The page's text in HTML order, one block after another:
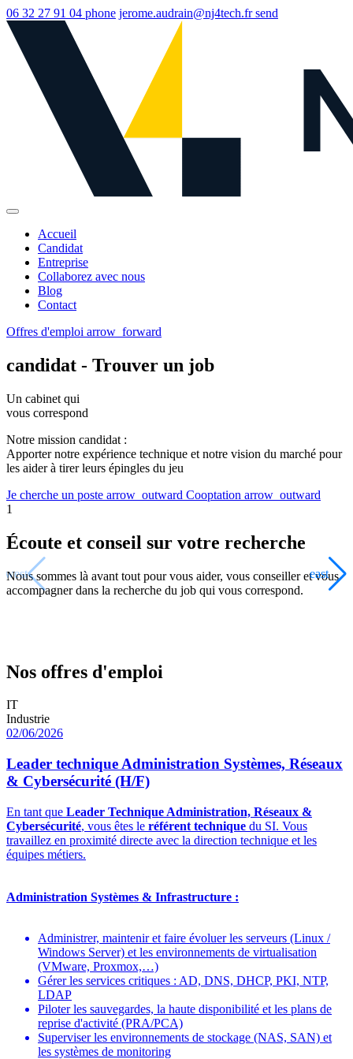
06 32 27 91 04 phone jerome.audrain@nj4tech.frsend
Accueil
Candidat
Entreprise
Collaborez avec nous
Blog
Contact
Offres d'emploi arrow_forward
candidat - Trouver un job
Un cabinet qui
vous correspond
Notre mission candidat :
Apporter notre expérience technique et notre vision du marché pour
les aider à tirer leurs épingles du jeu
Je cherche un poste arrow_outward Cooptation arrow_outward
1
Écoute et conseil sur votre recherche
Nous sommes là avant tout pour vous aider, vous conseiller et vous
accompagner dans la recherche du job qui vous correspond.
west east
Nos offres d'emploi
IT
Industrie
02/06/2026
Leader technique Administration Systèmes, Réseaux
& Cybersécurité (H/F)
En tant que Leader Technique Administration, Réseaux &
Cybersécurité, vous êtes le référent technique du SI. Vous
travaillez en proximité directe avec la direction technique et les
équipes métiers.
Administration Systèmes & Infrastructure :
Administrer, maintenir et faire évoluer les serveurs (Linux /
Windows Server) et les environnements de virtualisation
(VMware, Proxmox,…)
Gérer les services critiques : AD, DNS, DHCP, PKI, NTP,
LDAP
Piloter les sauvegardes, la haute disponibilité et les plans de
reprise d'activité (PRA/PCA)
Superviser les environnements de stockage (NAS, SAN) et
les systèmes de monitoring